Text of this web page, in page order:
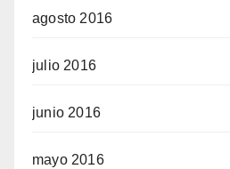
agosto 2016
julio 2016
junio 2016
mayo 2016